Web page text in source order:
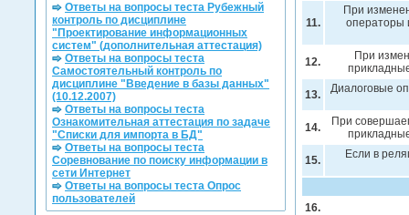
11.
При
операторы
12.
При
13. Диалоговые
14.
При
15. Если в
16.
Ответы на вопросы теста Рубежный
контроль по дисциплине
"Проектирование информационных
систем" (дополнительная аттестация)
Ответы на вопросы теста
Самостоятельный контроль по
дисциплине "Введение в базы данных"
(10.12.2007)
Ответы на вопросы теста
Ознакомительная аттестация по задаче
"Списки для импорта в БД"
Ответы на вопросы теста
Соревнование по поиску информации в
сети Интернет
Ответы на вопросы теста Опрос
пользователей